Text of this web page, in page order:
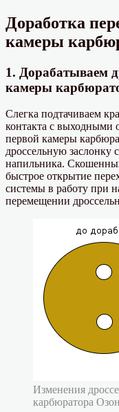
Доработка
камеры
1. Дорабатываем
камеры
Слегка подтачиваем
контакта с выходными
первой камеры
дроссельную
напильника.
быстрое открытие
системы в работу при
перемещении
Изменения
карбюратора